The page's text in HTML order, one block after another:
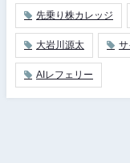
先乗り株カレッジ
大岩川源太 サ
AIレフェリー